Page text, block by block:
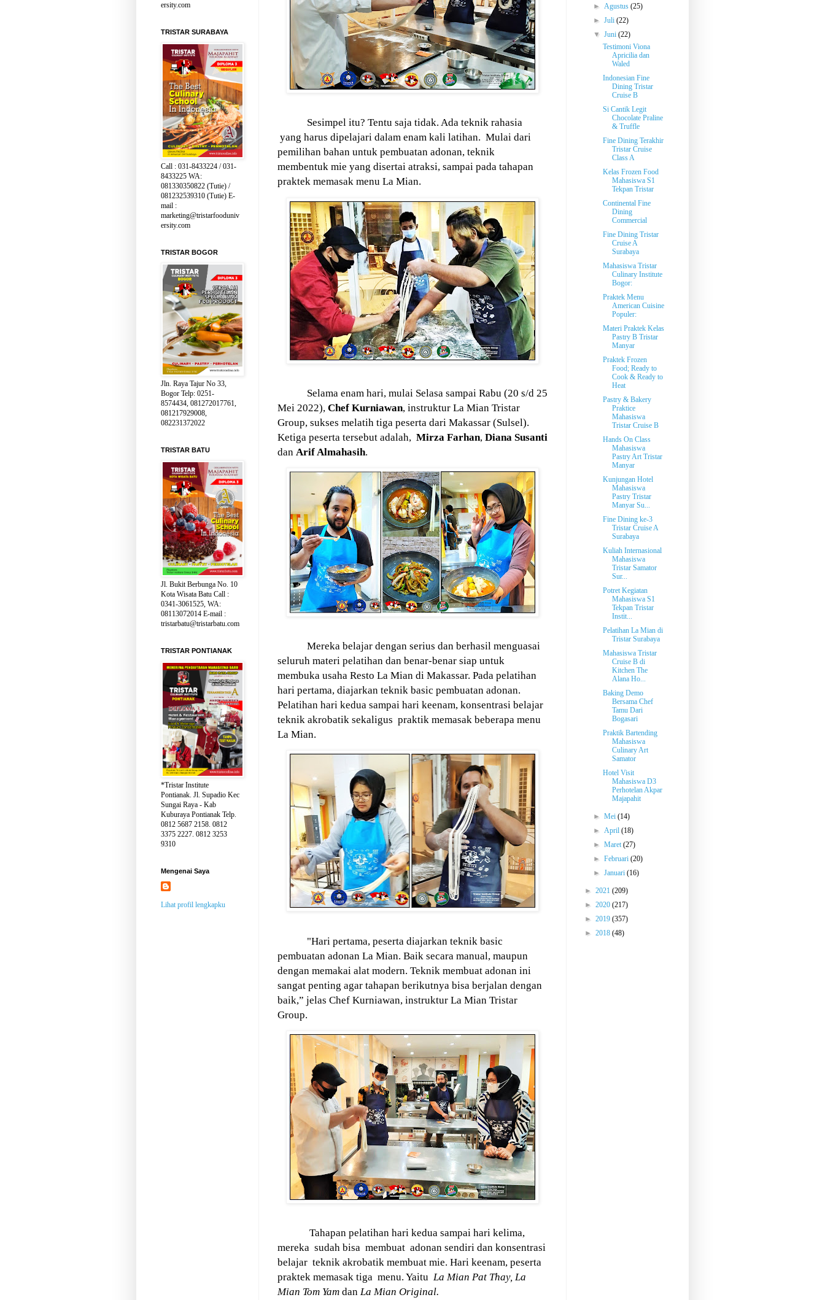
Sesimpel itu? Tentu saja tidak. Ada teknik rahasia
yang harus dipelajari dalam enam kali latihan. Mulai dari
pemilihan bahan untuk pembuatan adonan, teknik
membentuk mie yang disertai atraksi, sampai pada tahapan
praktek memasak menu La Mian.
Selama enam hari, mulai Selasa sampai Rabu (20 s/d 25
Mei 2022), Chef Kurniawan, instruktur La Mian Tristar
Group, sukses melatih tiga peserta dari Makassar (Sulsel).
Ketiga peserta tersebut adalah, Mirza Farhan, Diana Susanti
dan Arif Almahasih.
Mereka belajar dengan serius dan berhasil menguasai
seluruh materi pelatihan dan benar-benar siap untuk
membuka usaha Resto La Mian di Makassar. Pada pelatihan
hari pertama, diajarkan teknik basic pembuatan adonan.
Pelatihan hari kedua sampai hari keenam, konsentrasi belajar
teknik akrobatik sekaligus praktik memasak beberapa menu
La Mian.
"Hari pertama, peserta diajarkan teknik basic
pembuatan adonan La Mian. Baik secara manual, maupun
dengan memakai alat modern. Teknik membuat adonan ini
sangat penting agar tahapan berikutnya bisa berjalan dengan
baik,” jelas Chef Kurniawan, instruktur La Mian Tristar
Group.
Tahapan pelatihan hari kedua sampai hari kelima,
mereka sudah bisa membuat adonan sendiri dan konsentrasi
belajar teknik akrobatik membuat mie. Hari keenam, peserta
praktek memasak tiga menu. Yaitu La Mian Pat Thay, La
Mian Tom Yam dan La Mian Original.
ersity.com
TRISTAR SURABAYA
Call : 031-8433224 / 031-
8433225 WA:
081330350822 (Tutie) /
081232539310 (Tutie) E-
mail :
marketing@tristarfooduniv
ersity.com
TRISTAR BOGOR
Jln. Raya Tajur No 33,
Bogor Telp: 0251-
8574434, 081272017761,
081217929008,
082231372022
TRISTAR BATU
Jl. Bukit Berbunga No. 10
Kota Wisata Batu Call :
0341-3061525, WA:
08113072014 E-mail :
tristarbatu@tristarbatu.com
TRISTAR PONTIANAK
*Tristar Institute
Pontianak. Jl. Supadio Kec
Sungai Raya - Kab
Kuburaya Pontianak Telp.
0812 5687 2158. 0812
3375 2227. 0812 3253
9310
Mengenai Saya
Lihat profil lengkapku
►Agustus(25)
►Juli(22)
▼Juni(22)
Testimoni Viona
Apricilia dan
Waled
Indonesian Fine
Dining Tristar
Cruise B
Si Cantik Legit
Chocolate Praline
& Truffle
Fine Dining Terakhir
Tristar Cruise
Class A
Kelas Frozen Food
Mahasiswa S1
Tekpan Tristar
Continental Fine
Dining
Commercial
Fine Dining Tristar
Cruise A
Surabaya
Mahasiswa Tristar
Culinary Institute
Bogor:
Praktek Menu
American Cuisine
Populer:
Materi Praktek Kelas
Pastry B Tristar
Manyar
Praktek Frozen
Food; Ready to
Cook & Ready to
Heat
Pastry & Bakery
Praktice
Mahasiswa
Tristar Cruise B
Hands On Class
Mahasiswa
Pastry Art Tristar
Manyar
Kunjungan Hotel
Mahasiswa
Pastry Tristar
Manyar Su...
Fine Dining ke-3
Tristar Cruise A
Surabaya
Kuliah Internasional
Mahasiswa
Tristar Samator
Sur...
Potret Kegiatan
Mahasiswa S1
Tekpan Tristar
Instit...
Pelatihan La Mian di
Tristar Surabaya
Mahasiswa Tristar
Cruise B di
Kitchen The
Alana Ho...
Baking Demo
Bersama Chef
Tamu Dari
Bogasari
Praktik Bartending
Mahasiswa
Culinary Art
Samator
Hotel Visit
Mahasiswa D3
Perhotelan Akpar
Majapahit
►Mei(14)
►April(18)
►Maret(27)
►Februari(20)
►Januari(16)
► 2021 (209)
► 2020 (217)
► 2019 (357)
► 2018 (48)